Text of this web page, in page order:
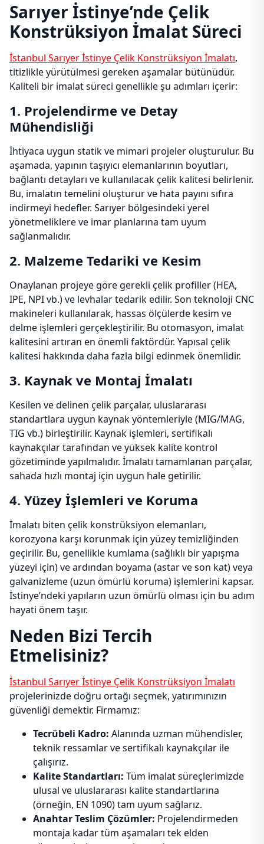
Sarıyer İstinye’nde Çelik
Konstrüksiyon İmalat Süreci
İstanbul Sarıyer İstinye Çelik Konstrüksiyon İmalatı,
titizlikle yürütülmesi gereken aşamalar bütünüdür.
Kaliteli bir imalat süreci genellikle şu adımları içerir:
1. Projelendirme ve Detay
Mühendisliği
İhtiyaca uygun statik ve mimari projeler oluşturulur. Bu
aşamada, yapının taşıyıcı elemanlarının boyutları,
bağlantı detayları ve kullanılacak çelik kalitesi belirlenir.
Bu, imalatın temelini oluşturur ve hata payını sıfıra
indirmeyi hedefler. Sarıyer bölgesindeki yerel
yönetmeliklere ve imar planlarına tam uyum
sağlanmalıdır.
2. Malzeme Tedariki ve Kesim
Onaylanan projeye göre gerekli çelik profiller (HEA,
IPE, NPI vb.) ve levhalar tedarik edilir. Son teknoloji CNC
makineleri kullanılarak, hassas ölçülerde kesim ve
delme işlemleri gerçekleştirilir. Bu otomasyon, imalat
kalitesini artıran en önemli faktördür. Yapısal çelik
kalitesi hakkında daha fazla bilgi edinmek önemlidir.
3. Kaynak ve Montaj İmalatı
Kesilen ve delinen çelik parçalar, uluslararası
standartlara uygun kaynak yöntemleriyle (MIG/MAG,
TIG vb.) birleştirilir. Kaynak işlemleri, sertifikalı
kaynakçılar tarafından ve yüksek kalite kontrol
gözetiminde yapılmalıdır. İmalatı tamamlanan parçalar,
sahada hızlı montaj için uygun hale getirilir.
4. Yüzey İşlemleri ve Koruma
İmalatı biten çelik konstrüksiyon elemanları,
korozyona karşı korunmak için yüzey temizliğinden
geçirilir. Bu, genellikle kumlama (sağlıklı bir yapışma
yüzeyi için) ve ardından boyama (astar ve son kat) veya
galvanizleme (uzun ömürlü koruma) işlemlerini kapsar.
İstinye’ndeki yapıların uzun ömürlü olması için bu adım
hayati önem taşır.
Neden Bizi Tercih
Etmelisiniz?
İstanbul Sarıyer İstinye Çelik Konstrüksiyon İmalatı
projelerinizde doğru ortağı seçmek, yatırımınızın
güvenliği demektir. Firmamız:
Tecrübeli Kadro: Alanında uzman mühendisler,
teknik ressamlar ve sertifikalı kaynakçılar ile
çalışırız.
Kalite Standartları: Tüm imalat süreçlerimizde
ulusal ve uluslararası kalite standartlarına
(örneğin, EN 1090) tam uyum sağlarız.
Anahtar Teslim Çözümler: Projelendirmeden
montaja kadar tüm aşamaları tek elden